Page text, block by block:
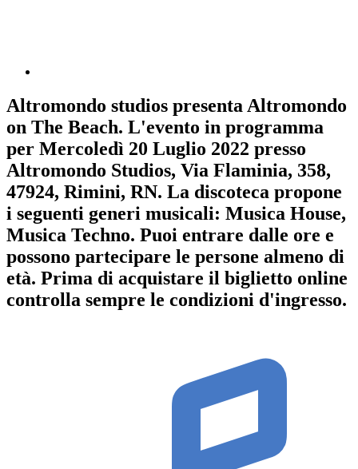
Altromondo studios presentaAltromondo
on The Beach. L'evento in programma
per Mercoledì 20 Luglio 2022 presso
Altromondo Studios, Via Flaminia, 358,
47924, Rimini, RN. La discoteca propone
i seguenti generi musicali: Musica House,
Musica Techno. Puoi entrare dalle ore e
possono partecipare le persone almeno di
età. Prima di acquistare il biglietto online
controlla sempre le condizioni d'ingresso.